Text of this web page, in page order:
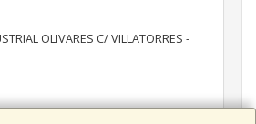
OLIVARES C/ VILLATORRES -